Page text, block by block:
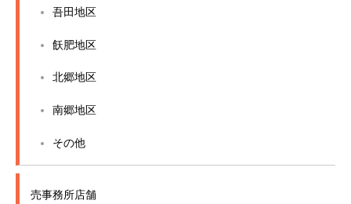
吾田地区
飫肥地区
北郷地区
南郷地区
その他
売事務所店舗